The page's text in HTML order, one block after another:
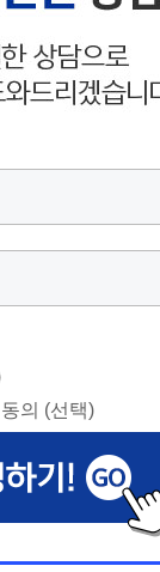
의 (선택)
·후속 문의에 대한
원 처리
의 (선택)
·후속 문의에 대한
원 처리
의 (선택)
·후속 문의에 대한
원 처리
의 (선택)